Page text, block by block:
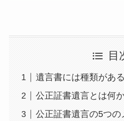
目
遺言書には種類がある
公正証書遺言とは何
公正証書遺言の5つの